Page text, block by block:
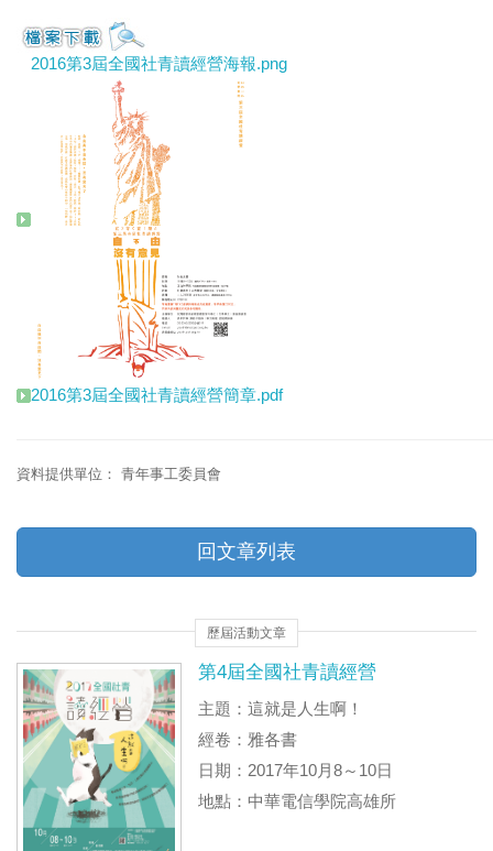
2016第3屆全國社青讀經營海報.png
2016第3屆全國社青讀經營簡章.pdf
資料提供單位： 青年事工委員會
回文章列表
歷屆活動文章
第4屆全國社青讀經營
主題：這就是人生啊！
經卷：雅各書
日期：2017年10月8～10日
地點：中華電信學院高雄所